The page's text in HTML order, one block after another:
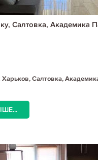
Салтовка, Академика
Харьков, Салтовка,